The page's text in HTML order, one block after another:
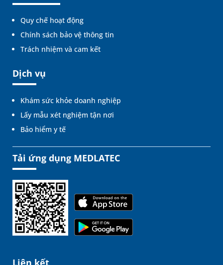
Quy chế hoạt động
Chính sách bảo vệ thông tin
Trách nhiệm và cam kết
Dịch vụ
Khám sức khỏe doanh nghiệp
Lấy mẫu xét nghiệm tận nơi
Bảo hiểm y tế
Tải ứng dụng MEDLATEC